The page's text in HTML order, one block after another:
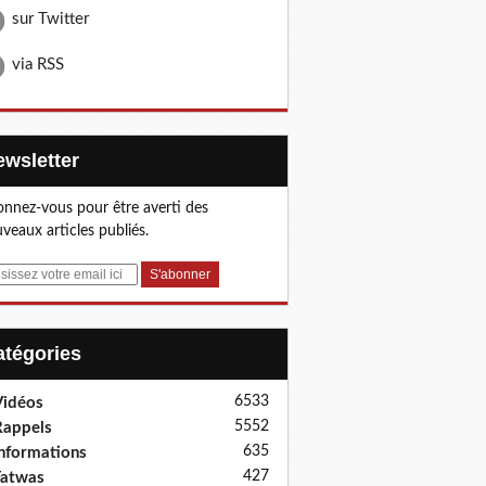
sur Twitter
via RSS
vous pour être averti des
articles publiés.
6533
5552
635
427